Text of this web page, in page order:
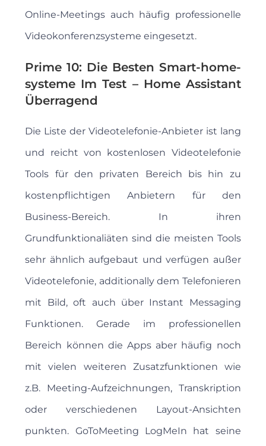
Online-Meetings auch häufig professionelle
Videokonferenzsysteme eingesetzt.
Prime 10: Die Besten Smart-home-
systeme Im Test – Home Assistant
Überragend
Die Liste der Videotelefonie-Anbieter ist lang
und reicht von kostenlosen Videotelefonie
Tools für den privaten Bereich bis hin zu
kostenpflichtigen Anbietern für den
Business-Bereich. In ihren
Grundfunktionaliäten sind die meisten Tools
sehr ähnlich aufgebaut und verfügen außer
Videotelefonie, additionally dem Telefonieren
mit Bild, oft auch über Instant Messaging
Funktionen. Gerade im professionellen
Bereich können die Apps aber häufig noch
mit vielen weiteren Zusatzfunktionen wie
z.B. Meeting-Aufzeichnungen, Transkription
oder verschiedenen Layout-Ansichten
punkten. GoToMeeting LogMeIn hat seine